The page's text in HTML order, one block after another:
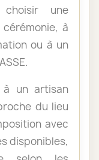
une
à
ou à un
à un artisan
du lieu
avec
disponibles,